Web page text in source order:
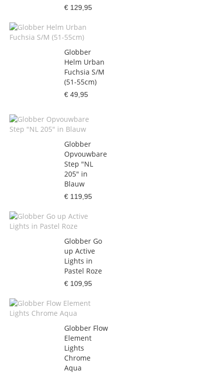
€ 129,95
Globber
Helm Urban
Fuchsia S/M
(51-55cm)
€ 49,95
Globber
Opvouwbare
Step "NL
205" in
Blauw
€ 119,95
Globber Go
up Active
Lights in
Pastel Roze
€ 109,95
Globber Flow
Element
Lights
Chrome
Aqua